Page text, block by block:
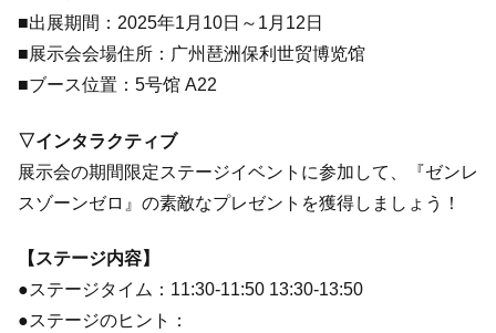
■出展期間：2025年1月10日～1月12日
■展示会会場住所：广州琶洲保利世贸博览馆
■ブース位置：5号馆 A22
▽インタラクティブ
展示会の期間限定ステージイベントに参加して、『ゼンレ
スゾーンゼロ』の素敵なプレゼントを獲得しましょう！
【ステージ内容】
●ステージタイム：11:30-11:50 13:30-13:50
●ステージのヒント：